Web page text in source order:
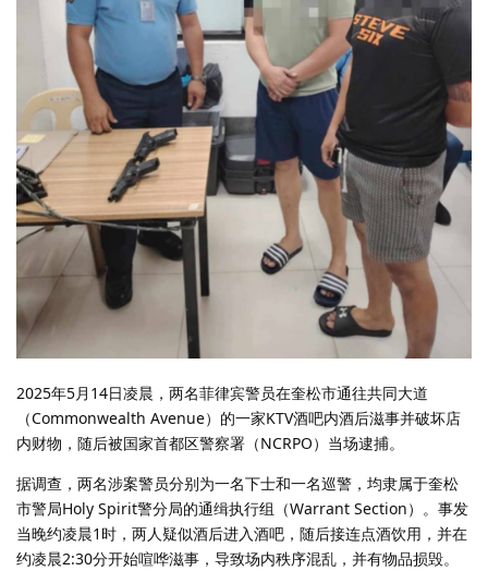
2025年5月14日凌晨，两名菲律宾警员在奎松市通往共同大道
（Commonwealth Avenue）的一家KTV酒吧内酒后滋事并破坏店
内财物，随后被国家首都区警察署（NCRPO）当场逮捕。
据调查，两名涉案警员分别为一名下士和一名巡警，均隶属于奎松
市警局Holy Spirit警分局的通缉执行组（Warrant Section）。事发
当晚约凌晨1时，两人疑似酒后进入酒吧，随后接连点酒饮用，并在
约凌晨2:30分开始喧哗滋事，导致场内秩序混乱，并有物品损毁。